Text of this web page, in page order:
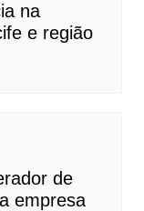
na
e região
de
empresa